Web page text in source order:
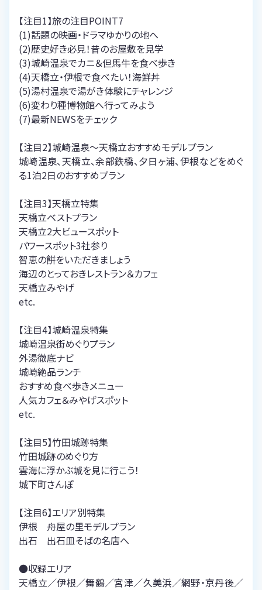
【注目1】旅の注目POINT7
(1)話題の映画・ドラマゆかりの地へ
(2)歴史好き必見！昔のお屋敷を見学
(3)城崎温泉でカニ＆但馬牛を食べ歩き
(4)天橋立・伊根で食べたい！海鮮丼
(5)湯村温泉で湯がき体験にチャレンジ
(6)変わり種博物館へ行ってみよう
(7)最新NEWSをチェック
【注目2】城崎温泉～天橋立おすすめモデルプラン
城崎温泉、天橋立、余部鉄橋、夕日ヶ浦、伊根などをめぐ
る1泊2日のおすすめプラン
【注目3】天橋立特集
天橋立ベストプラン
天橋立2大ビュースポット
パワースポット3社参り
智恵の餅をいただきましょう
海辺のとっておきレストラン＆カフェ
天橋立みやげ
etc.
【注目4】城崎温泉特集
城崎温泉街めぐりプラン
外湯徹底ナビ
城崎絶品ランチ
おすすめ食べ歩きメニュー
人気カフェ＆みやげスポット
etc.
【注目5】竹田城跡特集
竹田城跡のめぐり方
雲海に浮かぶ城を見に行こう！
城下町さんぽ
【注目6】エリア別特集
伊根 舟屋の里モデルプラン
出石 出石皿そばの名店へ
●収録エリア
天橋立／伊根／舞鶴／宮津／久美浜／網野・京丹後／